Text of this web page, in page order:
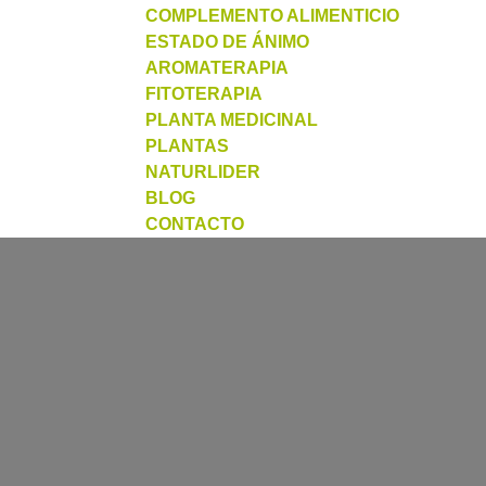
COMPLEMENTO ALIMENTICIO
ESTADO DE ÁNIMO
AROMATERAPIA
FITOTERAPIA
PLANTA MEDICINAL
PLANTAS
NATURLIDER
BLOG
CONTACTO